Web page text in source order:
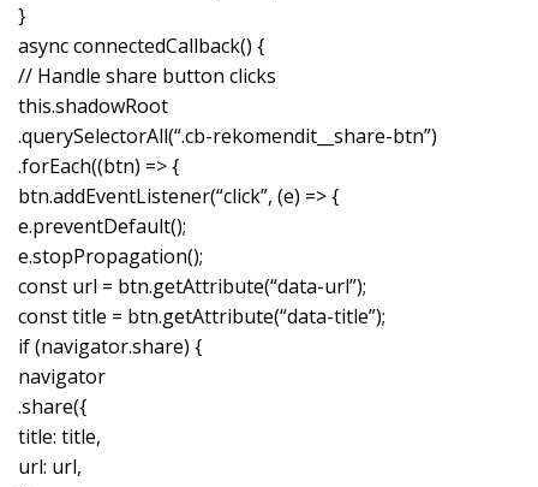
}
async connectedCallback() {
// Handle share button clicks
this.shadowRoot
.querySelectorAll(“.cb-rekomendit__share-btn”)
.forEach((btn) => {
btn.addEventListener(“click”, (e) => {
e.preventDefault();
e.stopPropagation();
const url = btn.getAttribute(“data-url”);
const title = btn.getAttribute(“data-title”);
if (navigator.share) {
navigator
.share({
title: title,
url: url,